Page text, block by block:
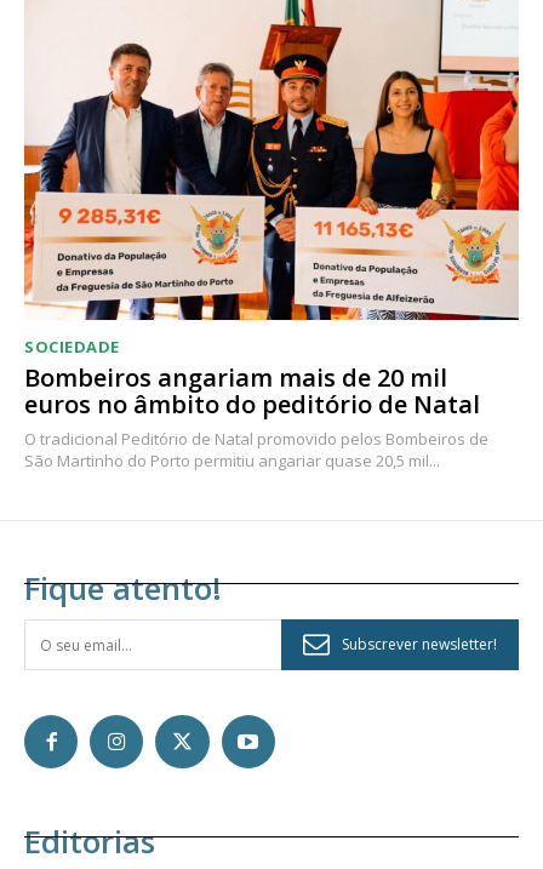
SOCIEDADE
Bombeiros angariam mais de 20 mil
euros no âmbito do peditório de Natal
O tradicional Peditório de Natal promovido pelos Bombeiros de
São Martinho do Porto permitiu angariar quase 20,5 mil...
Fique atento!
Subscrever newsletter!
Editorias